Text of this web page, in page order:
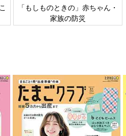
日本外来小児科学会リーフレッ
ト検討会
六